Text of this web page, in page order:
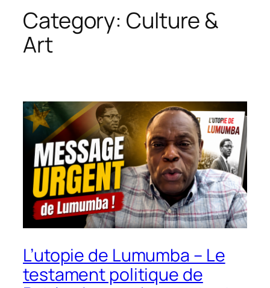
Category: Culture &
Art
L’utopie de Lumumba – Le
testament politique de